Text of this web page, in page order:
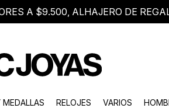
A $9.500, ALHAJERO DE
MEDALLAS RELOJES VARIOS